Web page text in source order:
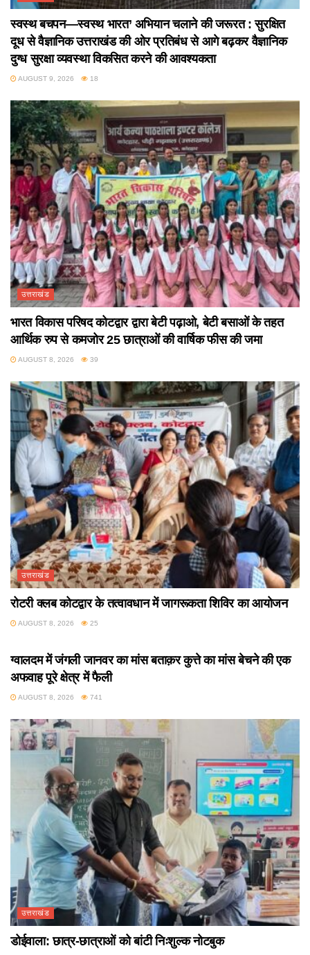
स्वस्थ बचपन—स्वस्थ भारत’ अभियान चलाने की जरूरत : सुरक्षित
दूध से वैज्ञानिक उत्तराखंड की ओर प्रतिबंध से आगे बढ़कर वैज्ञानिक
दुग्ध सुरक्षा व्यवस्था विकसित करने की आवश्यकता
AUGUST 9, 2026 18
उत्तराखंड
भारत विकास परिषद कोटद्वार द्वारा बेटी पढ़ाओ, बेटी बसाओं के तहत
आर्थिक रुप से कमजोर 25 छात्राओं की वार्षिक फीस की जमा
AUGUST 8, 2026 39
उत्तराखंड
रोटरी क्लब कोटद्वार के तत्वावधान में जागरूकता शिविर का आयोजन
AUGUST 8, 2026 25
ग्वालदम में जंगली जानवर का मांस बताक़र कुत्ते का मांस बेचने की एक
अफवाह पूरे क्षेत्र में फैली
AUGUST 8, 2026 741
उत्तराखंड
डोईवाला: छात्र-छात्राओं को बांटी निःशुल्क नोटबुक